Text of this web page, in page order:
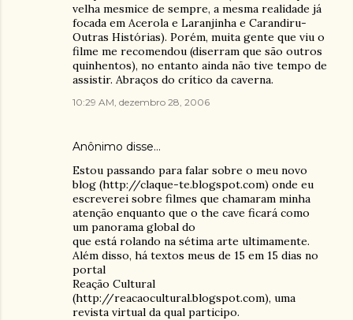
velha mesmice de sempre, a mesma realidade já
focada em Acerola e Laranjinha e Carandiru-
Outras Histórias). Porém, muita gente que viu o
filme me recomendou (diserram que são outros
quinhentos), no entanto ainda não tive tempo de
assistir. Abraços do crítico da caverna.
10:29 AM, dezembro 28, 2006
Anônimo disse…
Estou passando para falar sobre o meu novo
blog (http://claque-te.blogspot.com) onde eu
escreverei sobre filmes que chamaram minha
atenção enquanto que o the cave ficará como
um panorama global do
que está rolando na sétima arte ultimamente.
Além disso, há textos meus de 15 em 15 dias no
portal
Reação Cultural
(http://reacaocultural.blogspot.com), uma
revista virtual da qual participo.